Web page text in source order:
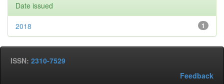
Date issued
1
2018
ISSN: 2310-7529
Feedback